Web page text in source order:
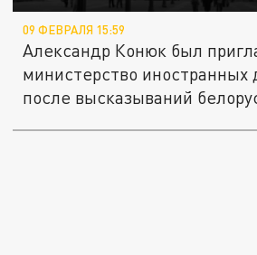
09 ФЕВРАЛЯ 15:59
Александр Конюк был
министерство
после высказываний